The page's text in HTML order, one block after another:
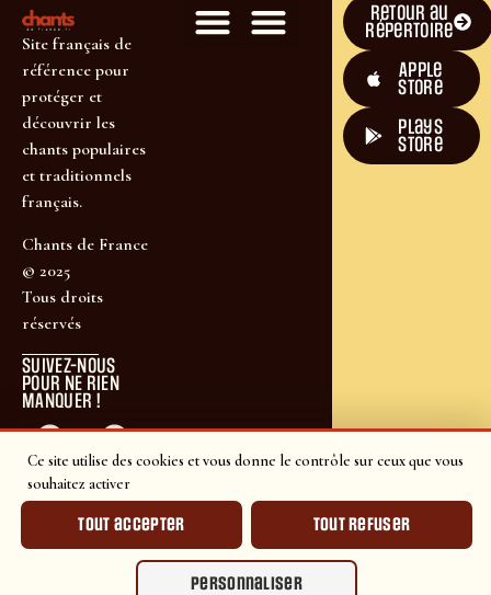
Ce site utilise des cookies et vous donne le contrôle sur ceux que vous
souhaitez activer
Tout accepter Tout refuser
Personnaliser
Site français de
référence pour
protéger et
découvrir les
chants populaires
et traditionnels
français.
Chants de France
© 2025
Tous droits
réservés
SUIVEZ-NOUS
POUR NE RIEN
MANQUER !
Retour au
répertoire
Apple
Store
plays
store